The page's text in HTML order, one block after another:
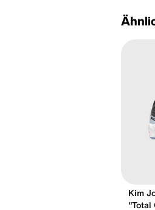
Kim
"Total